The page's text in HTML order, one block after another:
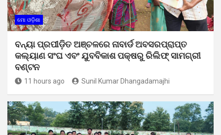
ମୋ ଓଡ଼ିଶା
ବନ୍ୟା ପ୍ରପୀଡ଼ିତ ଅଞ୍ଚଳରେ ନାବାର୍ଡ ଅବସରପ୍ରାପ୍ତ
କଲ୍ୟାଣ ସଂଘ ଏବଂ ଯୁବବିକାଶ ପକ୍ଷରୁ ରିଲିଫ୍ ସାମଗ୍ରୀ
ବଣ୍ଟନ
11 hours ago Sunil Kumar Dhangadamajhi